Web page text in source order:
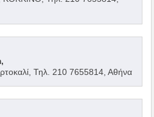
Τηλ. 210 7655814, Αθήνα